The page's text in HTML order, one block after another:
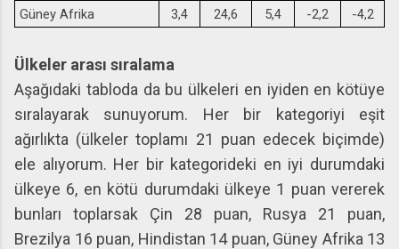
Güney Afrika
3,4 24,6 5,4 -2,2 -4,2
Ülkeler arası sıralama
Aşağıdaki tabloda da bu ülkeleri en iyiden en kötüye
sıralayarak sunuyorum. Her bir kategoriyi eşit
ağırlıkta (ülkeler toplamı 21 puan edecek biçimde)
ele alıyorum. Her bir kategorideki en iyi durumdaki
ülkeye 6, en kötü durumdaki ülkeye 1 puan vererek
bunları toplarsak Çin 28 puan, Rusya 21 puan,
Brezilya 16 puan, Hindistan 14 puan, Güney Afrika 13